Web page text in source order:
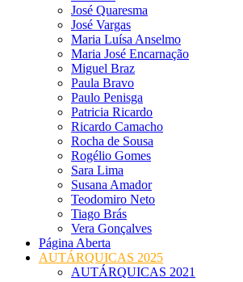
José Quaresma
José Vargas
Maria Luísa Anselmo
Maria José Encarnação
Miguel Braz
Paula Bravo
Paulo Penisga
Patricia Ricardo
Ricardo Camacho
Rocha de Sousa
Rogélio Gomes
Sara Lima
Susana Amador
Teodomiro Neto
Tiago Brás
Vera Gonçalves
Página Aberta
AUTÁRQUICAS 2025
AUTÁRQUICAS 2021